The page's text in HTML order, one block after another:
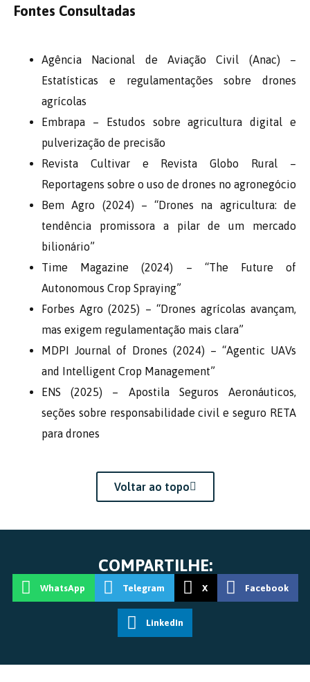
Fontes Consultadas
Agência Nacional de Aviação Civil (Anac) –
Estatísticas e regulamentações sobre drones
agrícolas
Embrapa – Estudos sobre agricultura digital e
pulverização de precisão
Revista Cultivar e Revista Globo Rural –
Reportagens sobre o uso de drones no agronegócio
Bem Agro (2024) – “Drones na agricultura: de
tendência promissora a pilar de um mercado
bilionário”
Time Magazine (2024) – “The Future of
Autonomous Crop Spraying”
Forbes Agro (2025) – “Drones agrícolas avançam,
mas exigem regulamentação mais clara”
MDPI Journal of Drones (2024) – “Agentic UAVs
and Intelligent Crop Management”
ENS (2025) – Apostila Seguros Aeronáuticos,
seções sobre responsabilidade civil e seguro RETA
para drones
Voltar ao topo
COMPARTILHE:
WhatsApp Telegram X Facebook
LinkedIn